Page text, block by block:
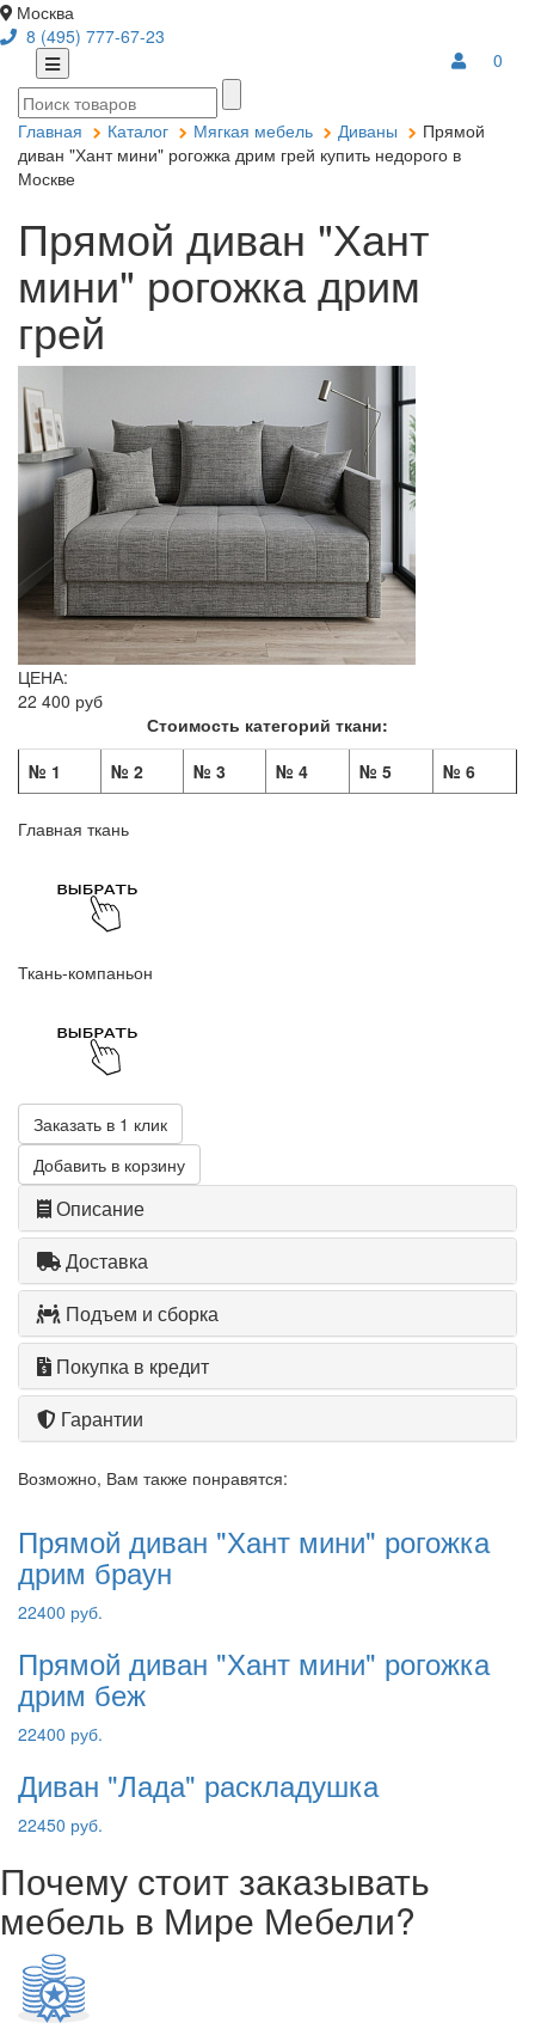
Москва
8 (495) 777-67-23
0
Главная Каталог Мягкая мебель Диваны
Прямой
диван "Хант мини" рогожка дрим грей купить недорого в
Москве
Прямой диван "Хант
мини" рогожка дрим
грей
ЦЕНА:
22 400 руб
Стоимость категорий ткани:
№ 1
№ 2 № 3 № 4 № 5 № 6
Главная ткань
Ткань-компаньон
Заказать в 1 клик
Добавить в корзину
Описание
Доставка
Подъем и сборка
Покупка в кредит
Гарантии
Возможно, Вам также понравятся:
Прямой диван "Хант мини" рогожка
дрим браун
22400 руб.
Прямой диван "Хант мини" рогожка
дрим беж
22400 руб.
Диван "Лада" раскладушка
22450 руб.
Почему стоит заказывать
мебель в Мире Мебели?